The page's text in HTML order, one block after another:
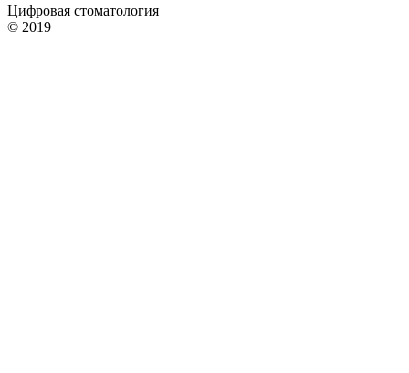
Цифровая стоматология
© 2019